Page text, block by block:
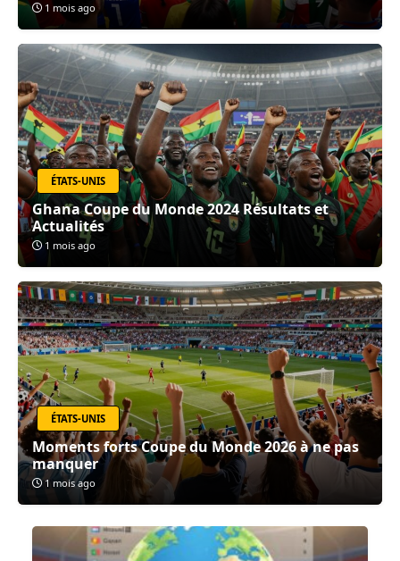
1 mois ago
ÉTATS-UNIS
Ghana Coupe du Monde 2024 Résultats et
Actualités
1 mois ago
ÉTATS-UNIS
Moments forts Coupe du Monde 2026 à ne pas
manquer
1 mois ago